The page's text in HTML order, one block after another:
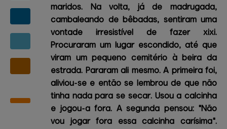
maridos. Na volta, já de madrugada,
cambaleando de bêbadas, sentiram uma
vontade irresistível de fazer xixi.
Procuraram um lugar escondido, até que
viram um pequeno cemitério à beira da
estrada. Pararam ali mesmo. A primeira foi,
aliviou-se e então se lembrou de que não
tinha nada para se secar. Usou a calcinha
e jogou-a fora. A segunda pensou: "Não
vou jogar fora essa calcinha carísima".